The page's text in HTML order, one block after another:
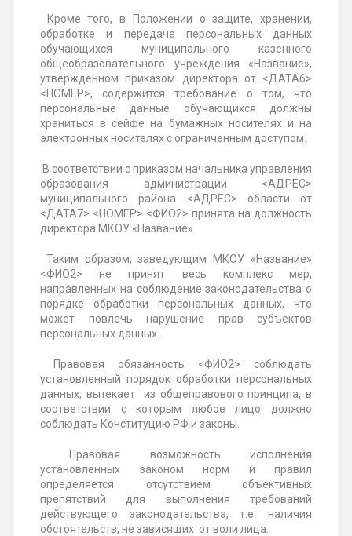
Кроме того, в Положении о защите, хранении,
обработке и передаче персональных данных
обучающихся муниципального казенного
общеобразовательного учреждения «Название»,
утвержденном приказом директора от <ДАТА6>
<НОМЕР>, содержится требование о том, что
персональные данные обучающихся должны
храниться в сейфе на бумажных носителях и на
электронных носителях с ограниченным доступом.
В соответствии с приказом начальника управления
образования администрации <АДРЕС>
муниципального района <АДРЕС> области от
<ДАТА7> <НОМЕР> <ФИО2> принята на должность
директора МКОУ «Название».
Таким образом, заведующим МКОУ «Название»
<ФИО2> не принят весь комплекс мер,
направленных на соблюдение законодательства о
порядке обработки персональных данных, что
может повлечь нарушение прав субъектов
персональных данных.
Правовая обязанность <ФИО2> соблюдать
установленный порядок обработки персональных
данных, вытекает из общеправового принципа, в
соответствии с которым любое лицо должно
соблюдать Конституцию РФ и законы.
Правовая возможность исполнения
установленных законом норм и правил
определяется отсутствием объективных
препятствий для выполнения требований
действующего законодательства, т.е. наличия
обстоятельств, не зависящих от воли лица.